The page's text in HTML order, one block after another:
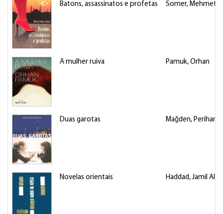
Batons, assassinatos e profetas Somer, Mehmet
A mulher ruiva Pamuk, Orhan
Duas garotas Mağden, Perihan
Novelas orientais Haddad, Jamil